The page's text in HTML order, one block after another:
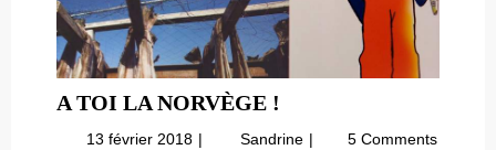
A TOI LA NORVÈGE !
TOI
13 février 2018 13
Sandrine A
5 Comments